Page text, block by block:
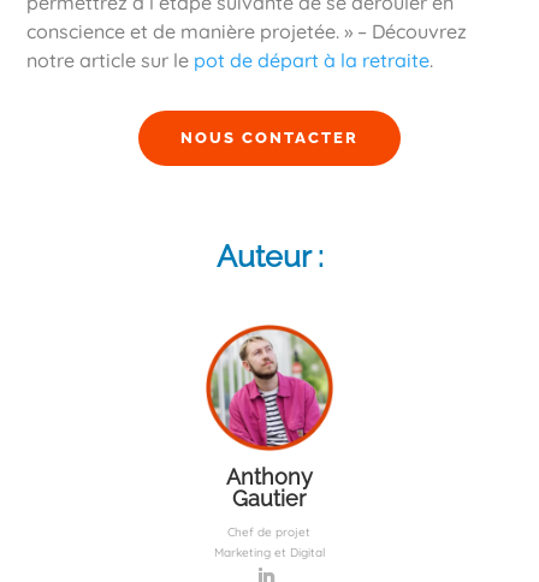
conscience et de manière projetée. » – Découvrez
notre article sur le pot de départ à la retraite.
NOUS CONTACTER
Auteur :
Anthony
Gautier
Chef de projet
Marketing et Digital